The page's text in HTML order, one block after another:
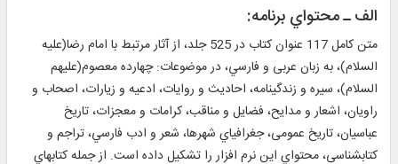
الف ـ محتواي برنامه:
متن کامل 117 عنوان کتاب در 525 جلد، از آثار مرتبط با امام رضا(عليه
السلام)، به زبان عربی و فارسي، در موضوعات: چهارده معصوم(عليهم
السلام)، سیره و زندگینامه، احادیث و روايات، ادعیه و زیارات، اصحاب و
راویان، اشعار و مدایح، فضایل و مناقب، کرامات و معجزات، تاریخ
عباسیان، تاریخ عمومی، جغرافیاي شهرها، شعر و ادب فارسي، تراجم و
کتابشناسی، محتواي اين نرم افزار را تشكيل داده است. از جمله كتابهاي